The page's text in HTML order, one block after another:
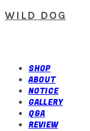
WILD DOG
SHOP
ABOUT
NOTICE
GALLERY
Q&A
REVIEW